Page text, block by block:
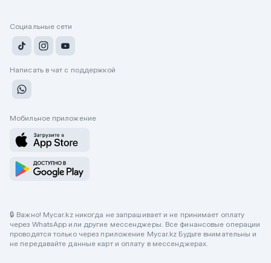
Социальные сети
Написать в чат с поддержкой
Мобильное приложение
🔒 Важно! Mycar.kz никогда не запрашивает и не принимает оплату
через WhatsApp или другие мессенджеры. Все финансовые операции
проводятся только через приложение Mycar.kz Будьте внимательны и
не передавайте данные карт и оплату в мессенджерах.